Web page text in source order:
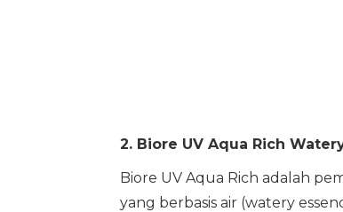
2. Biore UV Aqua Rich
Biore UV Aqua Rich adalah
yang berbasis air (watery